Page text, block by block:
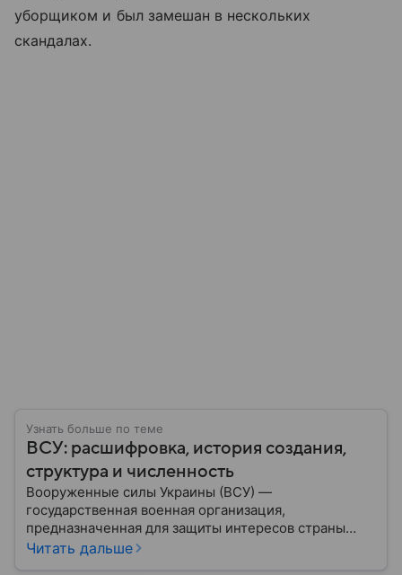
уборщиком и был замешан в нескольких
скандалах.
Узнать больше по теме
ВСУ: расшифровка, история создания,
структура и численность
Вооруженные силы Украины (ВСУ) —
государственная военная организация,
предназначенная для защиты интересов страны
военным путем. Была создана после
Читать дальше